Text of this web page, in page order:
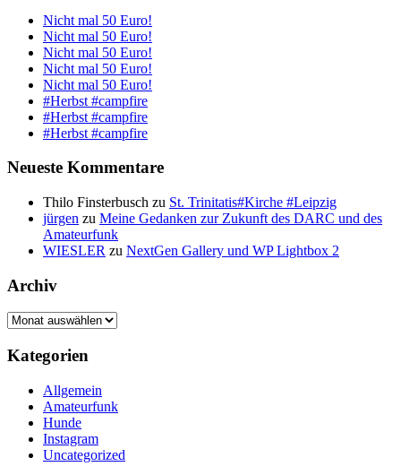
Nicht mal 50 Euro!
Nicht mal 50 Euro!
Nicht mal 50 Euro!
Nicht mal 50 Euro!
Nicht mal 50 Euro!
#Herbst #campfire
#Herbst #campfire
#Herbst #campfire
Neueste Kommentare
Thilo Finsterbusch zu St. Trinitatis#Kirche #Leipzig
jürgen zu Meine Gedanken zur Zukunft des DARC und des
Amateurfunk
WIESLER zu NextGen Gallery und WP Lightbox 2
Archiv
Archiv
Kategorien
Allgemein
Amateurfunk
Hunde
Instagram
Uncategorized